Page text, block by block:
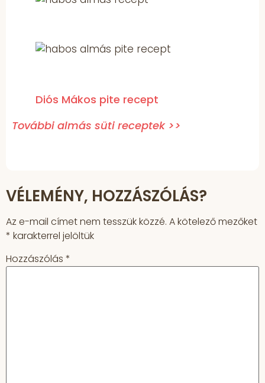
Diós Mákos pite recept
További almás süti receptek >>
VÉLEMÉNY, HOZZÁSZÓLÁS?
Az e-mail címet nem tesszük közzé. A kötelező mezőket
* karakterrel jelöltük
Hozzászólás *